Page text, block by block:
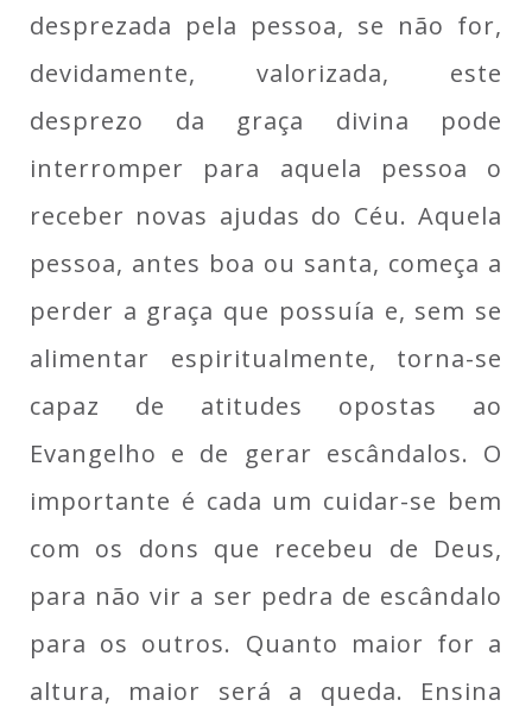
desprezada pela pessoa, se não for,
devidamente, valorizada, este
desprezo da graça divina pode
interromper para aquela pessoa o
receber novas ajudas do Céu. Aquela
pessoa, antes boa ou santa, começa a
perder a graça que possuía e, sem se
alimentar espiritualmente, torna-se
capaz de atitudes opostas ao
Evangelho e de gerar escândalos. O
importante é cada um cuidar-se bem
com os dons que recebeu de Deus,
para não vir a ser pedra de escândalo
para os outros. Quanto maior for a
altura, maior será a queda. Ensina